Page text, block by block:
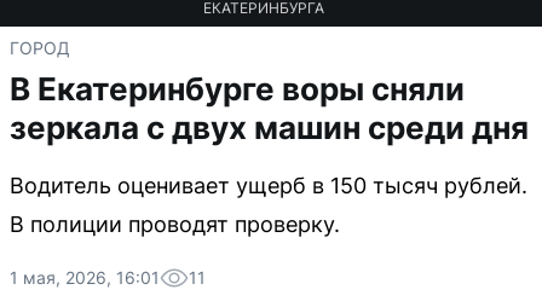
ЕКАТЕРИНБУРГА
ГОРОД
В Екатеринбурге воры сняли
зеркала с двух машин среди дня
Водитель оценивает ущерб в 150 тысяч рублей.
В полиции проводят проверку.
1 мая, 2026, 16:01 11